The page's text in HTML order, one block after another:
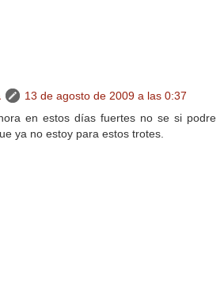
13 de agosto de 2009 a las 0:37
en estos días fuertes no se si podre
ya no estoy para estos trotes.